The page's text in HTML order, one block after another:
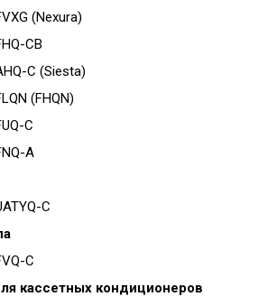
(Nexura)
CB
C (Siesta)
(FHQN)
C
A
C
C
кассетных кондиционеров